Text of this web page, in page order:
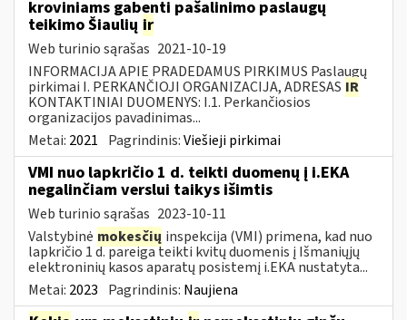
kroviniams gabenti pašalinimo paslaugų
teikimo Šiaulių ir
Web turinio sąrašas 2021-10-19
INFORMACIJA APIE PRADEDAMUS PIRKIMUS Paslaugų
pirkimai I. PERKANČIOJI ORGANIZACIJA, ADRESAS IR
KONTAKTINIAI DUOMENYS: I.1. Perkančiosios
organizacijos pavadinimas...
Metai: 2021 Pagrindinis:Viešieji pirkimai
VMI nuo lapkričio 1 d. teikti duomenų į i.EKA
negalinčiam verslui taikys išimtis
Web turinio sąrašas 2023-10-11
Valstybinė mokesčių inspekcija (VMI) primena, kad nuo
lapkričio 1 d. pareiga teikti kvitų duomenis į Išmaniųjų
elektroninių kasos aparatų posistemį i.EKA nustatyta...
Metai: 2023 Pagrindinis: Naujiena